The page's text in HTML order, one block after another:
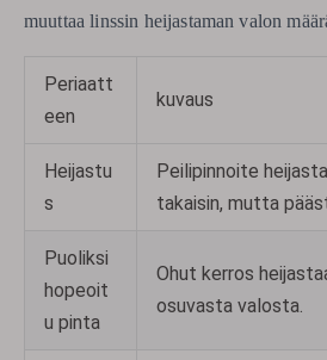
muuttaa linssin heijastaman valon
Periaatt
een
kuvaus
Heijastu
s
Peilipinnoite
takaisin, mutta
Puoliksi
hopeoit
u pinta
Ohut kerros
osuvasta valosta.